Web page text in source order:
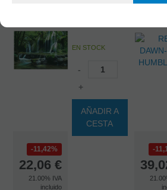
11,42%
22,06 €
21.00% IVA
incluido
EN STOCK
-
+
AÑADIR A
CESTA